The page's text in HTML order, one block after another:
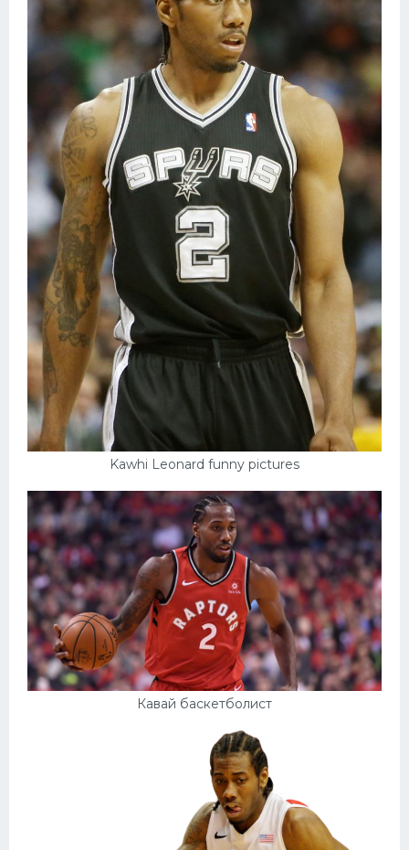
Kawhi Leonard funny pictures
Кавай баскетболист